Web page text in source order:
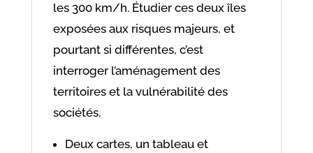
les 300 km/h. Étudier ces deux îles
exposées aux risques majeurs, et
pourtant si différentes, c’est
interroger l’aménagement des
territoires et la vulnérabilité des
sociétés.
Deux cartes, un tableau et